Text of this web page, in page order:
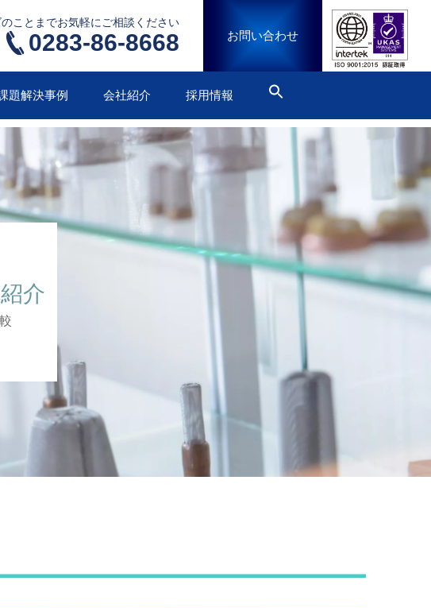
ことまでお気軽にご相談ください
0283-86-8668 お問い合わせ
題解決事例 会社紹介 採用情報
介